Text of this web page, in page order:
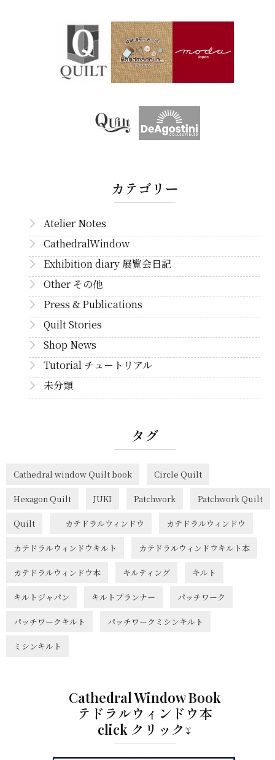
カテゴリー
Atelier Notes
CathedralWindow
Exhibition diary 展覧会日記
Other その他
Press & Publications
Quilt Stories
Shop News
Tutorial チュートリアル
未分類
タグ
Cathedral window Quilt book Circle Quilt
Hexagon Quilt JUKI Patchwork Patchwork Quilt
Quilt カテドラルウィンドウ カテドラルウィンドウ
カテドラルウィンドウキルト カテドラルウィンドウキルト本
カテドラルウィンドウ本 キルティング キルト
キルトジャパン キルトプランナー パッチワーク
パッチワークキルト パッチワークミシンキルト
ミシンキルト
Cathedral Window Book
テドラルウィンドウ本
click クリック↓